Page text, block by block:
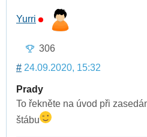
Yurri
306
# 24.09.2020, 15:32
Prady
To řekněte na úvod při
štábu